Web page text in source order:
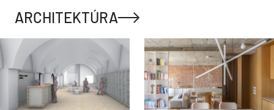
ARCHITEKTÚRA